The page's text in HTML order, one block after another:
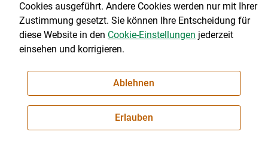
Landwirtschaftskammer Tirol
Brixner Straße 1, 6020 Innsbruck
E-Mail:office@lk-tirol.at
Impressum Barrierefreiheit
Cookies ausgeführt. Andere Cookies werden nur mit Ihrer
Zustimmung gesetzt. Sie können Ihre Entscheidung für
diese Website in den Cookie-Einstellungen jederzeit
einsehen und korrigieren.
Ablehnen
Erlauben